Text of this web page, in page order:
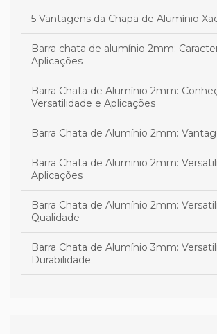
5 Vantagens da Chapa de Alumínio
Barra chata de alumínio 2mm:
Aplicações
Barra Chata de Alumínio 2mm:
Versatilidade e Aplicações
Barra Chata de Alumínio 2mm:
Barra Chata de Aluminio 2mm:
Aplicações
Barra Chata de Alumínio 2mm:
Qualidade
Barra Chata de Alumínio 3mm:
Durabilidade